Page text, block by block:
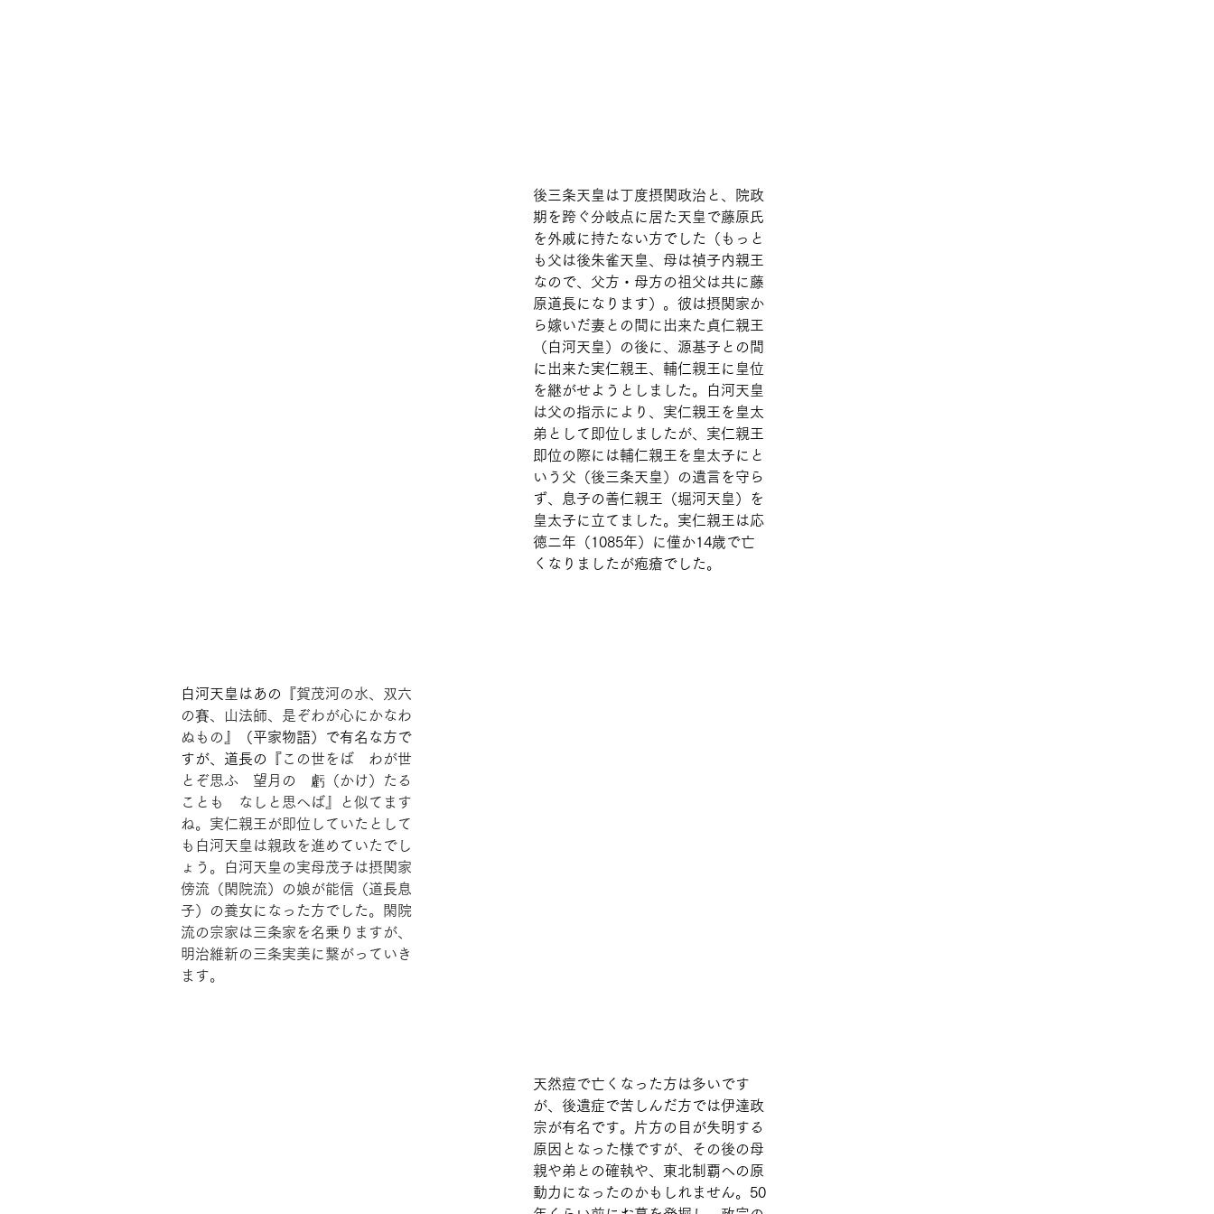
後三条天皇は丁度摂関政治と、院政
期を跨ぐ分岐点に居た天皇で藤原氏
を外戚に持たない方でした（もっと
も父は後朱雀天皇、母は禎子内親王
なので、父方・母方の祖父は共に藤
原道長になります）。彼は摂関家か
ら嫁いだ妻との間に出来た貞仁親王
（白河天皇）の後に、源基子との間
に出来た実仁親王、輔仁親王に皇位
を継がせようとしました。白河天皇
は父の指示により、実仁親王を皇太
弟として即位しましたが、実仁親王
即位の際には輔仁親王を皇太子にと
いう父（後三条天皇）の遺言を守ら
ず、息子の善仁親王（堀河天皇）を
皇太子に立てました。実仁親王は応
徳二年（1085年）に僅か14歳で亡
くなりましたが疱瘡でした。
白河天皇はあの『賀茂河の水、双六
の賽、山法師、是ぞわが心にかなわ
ぬもの
』（平家物語）で有名な方で
すが、道長の『この世をば　わが世
とぞ思ふ　望月の　虧（かけ）たる
ことも　なしと思へば』と似てます
ね。実仁親王が即位していたとして
も白河天皇は親政を進めていたでし
ょう。白河天皇の実母茂子は摂関家
傍流（閑院流）の娘が能信（道長息
子）の養女になった方でした。閑院
流の宗家は三条家を名乗りますが、
明治維新の三条実美に繋がっていき
ます。
天然痘で亡くなった方は多いです
が、後遺症で苦しんだ方では伊達政
宗が有名です。片方の目が失明する
原因となった様ですが、その後の母
親や弟との確執や、東北制覇への原
動力になったのかもしれません。50